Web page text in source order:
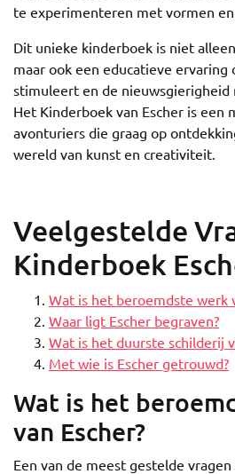
te experimenteren met vormen
Dit unieke kinderboek is niet
maar ook een educatieve ervaring
stimuleert en de nieuwsgierigheid
Het Kinderboek van Escher is een
avonturiers die graag op
wereld van kunst en creativiteit.
Veelgestelde
Kinderboek
Wat is het beroemdste werk
Waar ligt Escher begraven?
Wat is het duurste schilderij
Met wie is Escher getrouwd?
Wat is het
van Escher?
Een van de meest gestelde